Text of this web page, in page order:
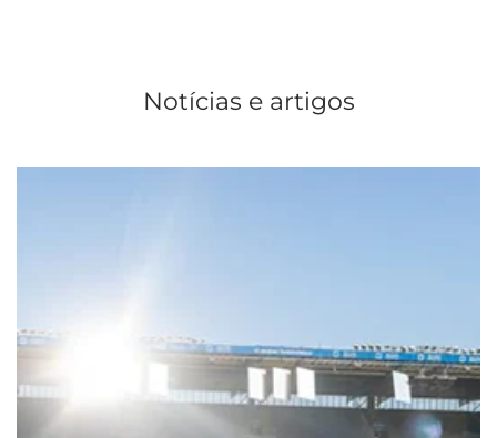
Notícias e artigos